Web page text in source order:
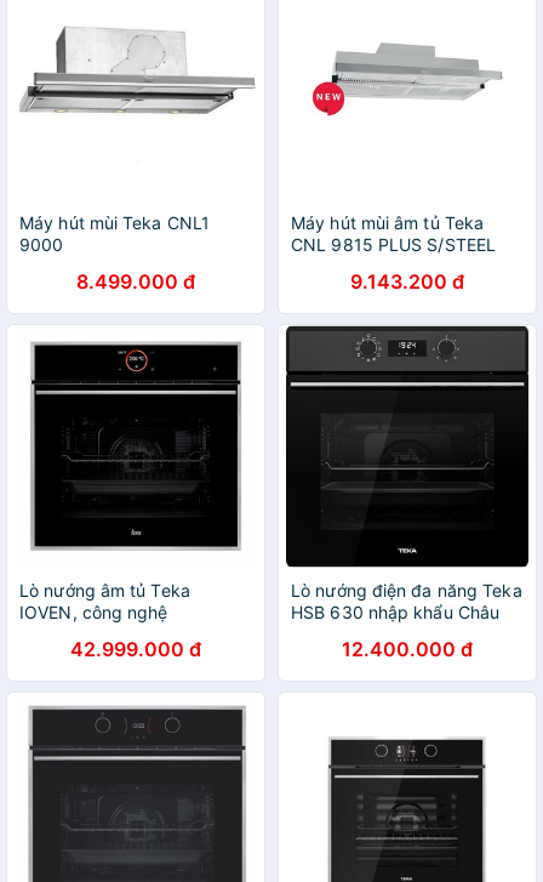
Máy hút mùi Teka CNL1
9000
8.499.000 đ
Máy hút mùi âm tủ Teka
CNL 9815 PLUS S/STEEL
9.143.200 đ
Lò nướng âm tủ Teka
IOVEN, công nghệ
42.999.000 đ
Lò nướng điện đa năng Teka
HSB 630 nhập khẩu Châu
bánh, lò nướng thủy tinh, lò
nướng bánh mì
12.400.000 đ